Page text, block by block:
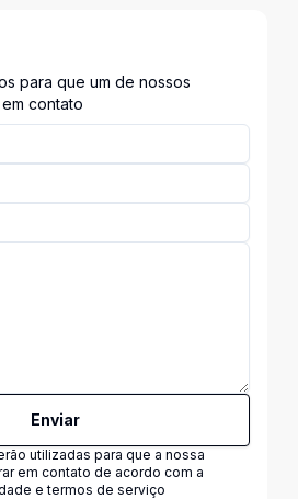
para que um de nossos
contato
Enviar
utilizadas para que a nossa
em contato de acordo com a
e termos de serviço